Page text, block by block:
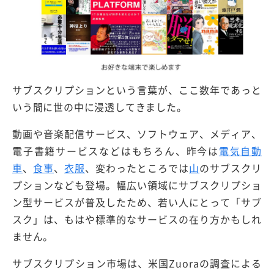
サブスクリプションという言葉が、ここ数年であっと
いう間に世の中に浸透してきました。
動画や音楽配信サービス、ソフトウェア、メディア、
電子書籍サービスなどはもちろん、昨今は電気自動
車、食事、衣服、変わったところでは山のサブスクリ
プションなども登場。幅広い領域にサブスクリプショ
ン型サービスが普及したため、若い人にとって「サブ
スク」は、もはや標準的なサービスの在り方かもしれ
ません。
サブスクリプション市場は、米国Zuoraの調査による